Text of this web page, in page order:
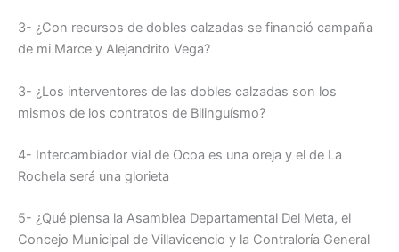
3- ¿Con recursos de dobles calzadas se financió campaña
de mi Marce y Alejandrito Vega?
3- ¿Los interventores de las dobles calzadas son los
mismos de los contratos de Bilinguísmo?
4- Intercambiador vial de Ocoa es una oreja y el de La
Rochela será una glorieta
5- ¿Qué piensa la Asamblea Departamental Del Meta, el
Concejo Municipal de Villavicencio y la Contraloría General